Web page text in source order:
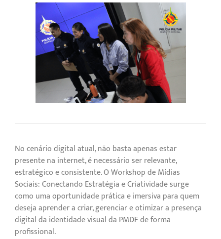
No cenário digital atual, não basta apenas estar
presente na internet, é necessário ser relevante,
estratégico e consistente. O Workshop de Mídias
Sociais: Conectando Estratégia e Criatividade surge
como uma oportunidade prática e imersiva para quem
deseja aprender a criar, gerenciar e otimizar a presença
digital da identidade visual da PMDF de forma
profissional.